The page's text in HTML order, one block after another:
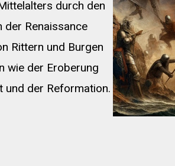
durch den
der Renaissance
Rittern und Burgen
wie der Eroberung
und der Reformation.